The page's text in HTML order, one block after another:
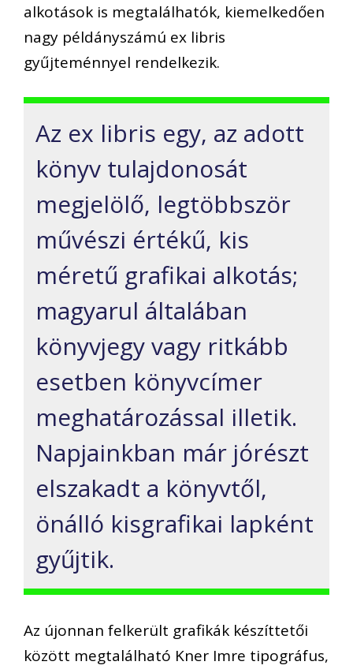
alkotások is megtalálhatók, kiemelkedően
nagy példányszámú ex libris
gyűjteménnyel rendelkezik.
Az ex libris egy, az adott
könyv tulajdonosát
megjelölő, legtöbbször
művészi értékű, kis
méretű grafikai alkotás;
magyarul általában
könyvjegy vagy ritkább
esetben könyvcímer
meghatározással illetik.
Napjainkban már jórészt
elszakadt a könyvtől,
önálló kisgrafikai lapként
gyűjtik.
Az újonnan felkerült grafikák készíttetői
között megtalálható Kner Imre tipográfus,